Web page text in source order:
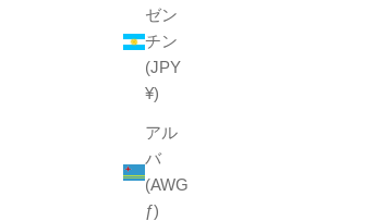
ゼン
チン
(JPY
¥)
アル
バ
(AWG
ƒ)